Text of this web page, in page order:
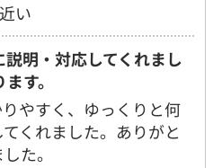
い
説明・対応してくれまし
す。
りやすく、ゆっくりと何
くれました。ありがと
た。